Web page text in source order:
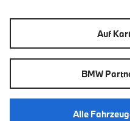
Auf
BMW
Alle